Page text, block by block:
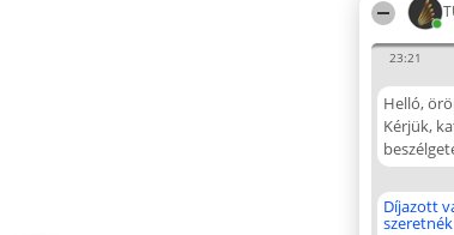
23:21
Helló,
Kérjük,
Díjazott